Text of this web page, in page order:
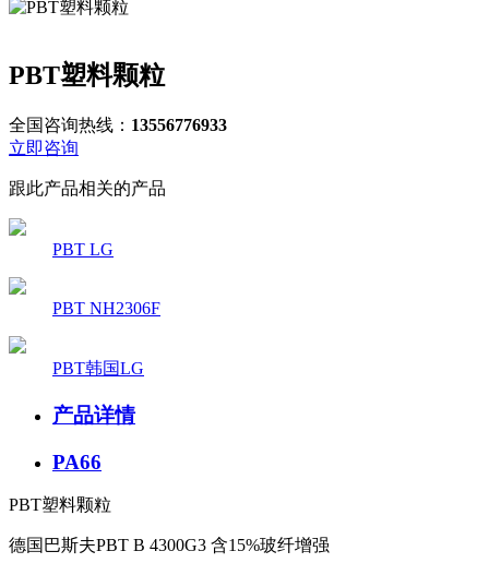
PBT塑料颗粒
全国咨询热线： 13556776933
立即咨询
跟此产品相关的产品
PBT LG
PBT NH2306F
PBT韩国LG
产品详情
PA66
PBT塑料颗粒
德国巴斯夫PBT B 4300G3 含15%玻纤增强